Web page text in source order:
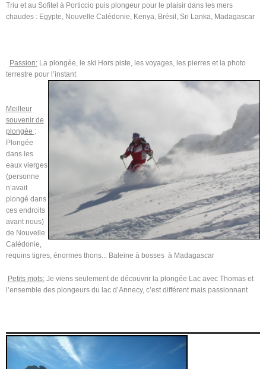
Triu et au Sofitel à Porticcio puis plongeur pour le plaisir dans les mers
chaudes : Egypte, Nouvelle Calédonie, Kenya, Brésil, Sri Lanka, Madagascar
Passion: La plongée, le ski Hors piste, les voyages, les pierres et la photo
terrestre pour l’instant
Meilleur
souvenir de
plongée :
Plongée
dans les
eaux vierges
(personne
n’avait
plongé dans
ces endroits
avant nous)
de Nouvelle
Calédonie,
requins tigres, énormes thons... Baleine à bosses à Madagascar
Petits mots: Je viens seulement de découvrir la plongée Lac avec Thomas et
l’ensemble des plongeurs du lac d’Annecy, c’est différent mais passionnant